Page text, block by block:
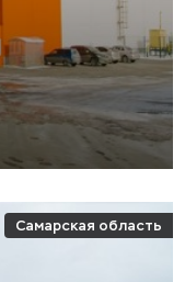
Самарская область